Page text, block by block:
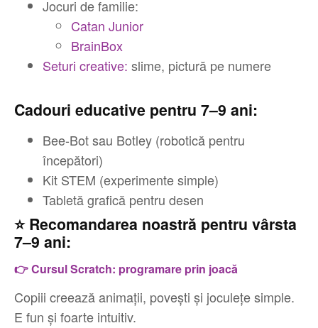
Jocuri de familie:
Catan Junior
BrainBox
Seturi creative: slime, pictură pe numere
Cadouri educative pentru 7–9 ani:
Bee-Bot sau Botley (robotică pentru
începători)
Kit STEM (experimente simple)
Tabletă grafică pentru desen
⭐ Recomandarea noastră pentru vârsta
7–9 ani:
👉 Cursul Scratch: programare prin joacă
Copiii creează animații, povești și joculețe simple.
E fun și foarte intuitiv.